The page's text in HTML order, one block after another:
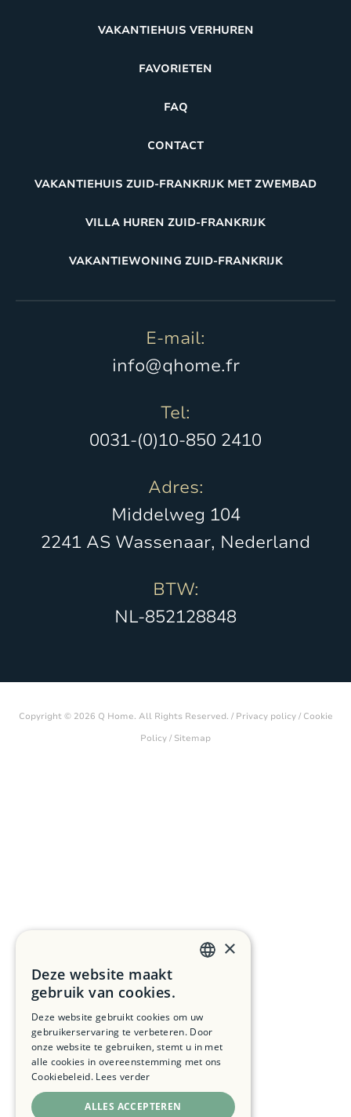
VAKANTIEHUIS VERHUREN
FAVORIETEN
FAQ
CONTACT
VAKANTIEHUIS ZUID-FRANKRIJK MET ZWEMBAD
VILLA HUREN ZUID-FRANKRIJK
VAKANTIEWONING ZUID-FRANKRIJK
E-mail:
info@qhome.fr
Tel:
0031-(0)10-850 2410
Adres:
Middelweg 104
2241 AS Wassenaar, Nederland
BTW:
NL-852128848
Copyright © 2026 Q Home. All Rights Reserved. / Privacy policy/ Cookie
Policy / Sitemap
ENGLISH
×
Deze website maakt
gebruik van cookies.
Deze website gebruikt cookies om uw
gebruikerservaring te verbeteren. Door
onze website te gebruiken, stemt u in met
alle cookies in overeenstemming met ons
Cookiebeleid. Lees verder
ALLES ACCEPTEREN